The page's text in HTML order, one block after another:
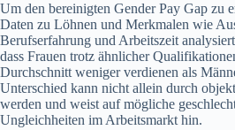
Um den bereinigten Gender Pay Gap zu
Daten zu Löhnen und Merkmalen wie
Berufserfahrung und Arbeitszeit
dass Frauen trotz ähnlicher
Durchschnitt weniger verdienen als
Unterschied kann nicht allein durch
werden und weist auf mögliche
Ungleichheiten im Arbeitsmarkt hin.